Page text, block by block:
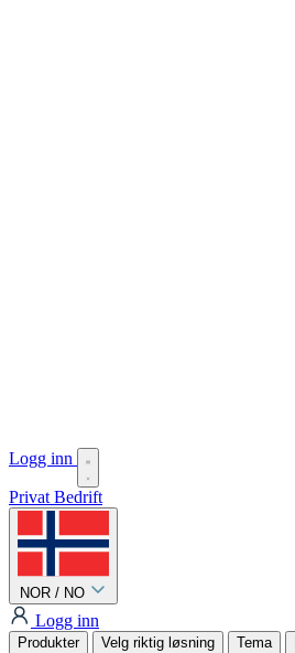
Logg inn
Privat Bedrift
NOR / NO
Logg inn
Produkter Velg riktig løsning Tema